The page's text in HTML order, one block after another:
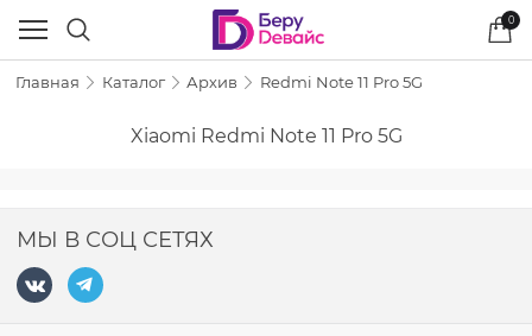
0
Главная Каталог Архив Redmi Note 11 Pro 5G
Xiaomi Redmi Note 11 Pro 5G
МЫ В СОЦ СЕТЯХ